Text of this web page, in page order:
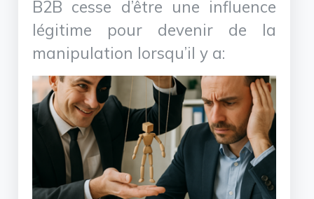
B2B cesse d’être une influence
légitime pour devenir de la
manipulation lorsqu’il y a: